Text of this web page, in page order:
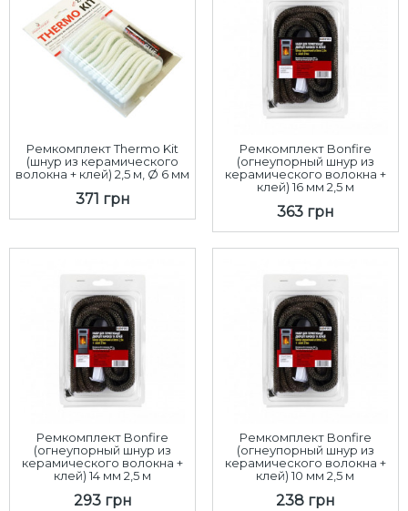
Ремкомплект Thermo Kit
(шнур из керамического
волокна + клей) 2,5 м, Ø 6 мм
371 грн
Ремкомплект Bonfire
(огнеупорный шнур из
керамического волокна +
клей) 16 мм 2,5 м
363 грн
Ремкомплект Bonfire
(огнеупорный шнур из
керамического волокна +
клей) 14 мм 2,5 м
293 грн
Ремкомплект Bonfire
(огнеупорный шнур из
керамического волокна +
клей) 10 мм 2,5 м
238 грн